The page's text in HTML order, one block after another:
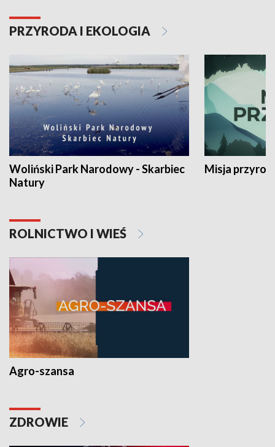
PRZYRODA I EKOLOGIA
Woliński Park Narodowy - Skarbiec
Natury
Misja
ROLNICTWO I WIEŚ
Agro-szansa
ZDROWIE